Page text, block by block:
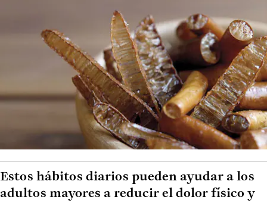
Estos hábitos diarios pueden ayudar a los
adultos mayores a reducir el dolor físico y